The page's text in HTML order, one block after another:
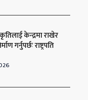
केन्द्रमा राखेर
गर्नुपर्छः राष्ट्रपति